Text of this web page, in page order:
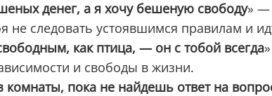
денег, а я хочу бешеную свободу» —
не следовать устоявшимся правилам и
как птица, — он с тобой всегда
и свободы в жизни.
комнаты, пока не найдешь ответ на